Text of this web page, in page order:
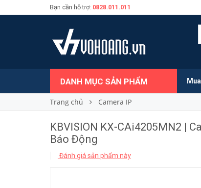
Bạn cần hỗ trợ: 0828.011.011
DANH MỤC SẢN PHẨM
Trang chủ Camera IP
KBVISION KX-CAi4205MN2 |
Báo Động
Đánh giá sản phẩm này